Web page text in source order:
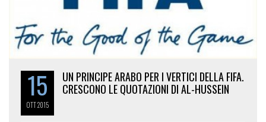
15
OTT2015
UN PRINCIPE ARABO PER I VERTICI DELLA FIFA.
CRESCONO LE QUOTAZIONI DI AL-HUSSEIN